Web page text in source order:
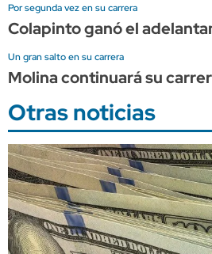
Por segunda vez en su carrera
Colapinto ganó el
Un gran salto en su carrera
Molina continuará su
Otras noticias